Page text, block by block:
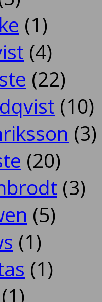
(1)
(4)
(22)
(10)
(3)
(20)
(3)
(5)
(1)
(1)
(1)